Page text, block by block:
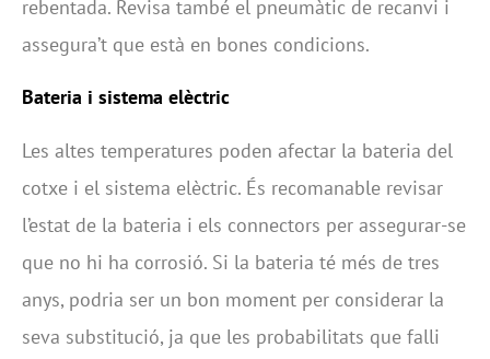
rebentada. Revisa també el pneumàtic de recanvi i
assegura’t que està en bones condicions.
Bateria i sistema elèctric
Les altes temperatures poden afectar la bateria del
cotxe i el sistema elèctric. És recomanable revisar
l’estat de la bateria i els connectors per assegurar-se
que no hi ha corrosió. Si la bateria té més de tres
anys, podria ser un bon moment per considerar la
seva substitució, ja que les probabilitats que falli